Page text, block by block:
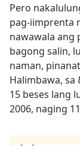
Pero
pag-iimprenta
nawawala ang
bagong salin,
naman,
Halimbawa, sa
15 beses lang
2006, naging